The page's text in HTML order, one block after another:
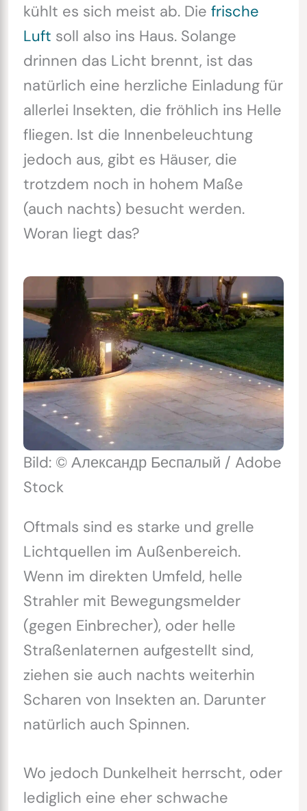
kühlt es sich meist ab. Die frische
Luft soll also ins Haus. Solange
drinnen das Licht brennt, ist das
natürlich eine herzliche Einladung für
allerlei Insekten, die fröhlich ins Helle
fliegen. Ist die Innenbeleuchtung
jedoch aus, gibt es Häuser, die
trotzdem noch in hohem Maße
(auch nachts) besucht werden.
Woran liegt das?
Bild: © Александр Беспалый / Adobe
Stock
Oftmals sind es starke und grelle
Lichtquellen im Außenbereich.
Wenn im direkten Umfeld, helle
Strahler mit Bewegungsmelder
(gegen Einbrecher), oder helle
Straßenlaternen aufgestellt sind,
ziehen sie auch nachts weiterhin
Scharen von Insekten an. Darunter
natürlich auch Spinnen.
Wo jedoch Dunkelheit herrscht, oder
lediglich eine eher schwache